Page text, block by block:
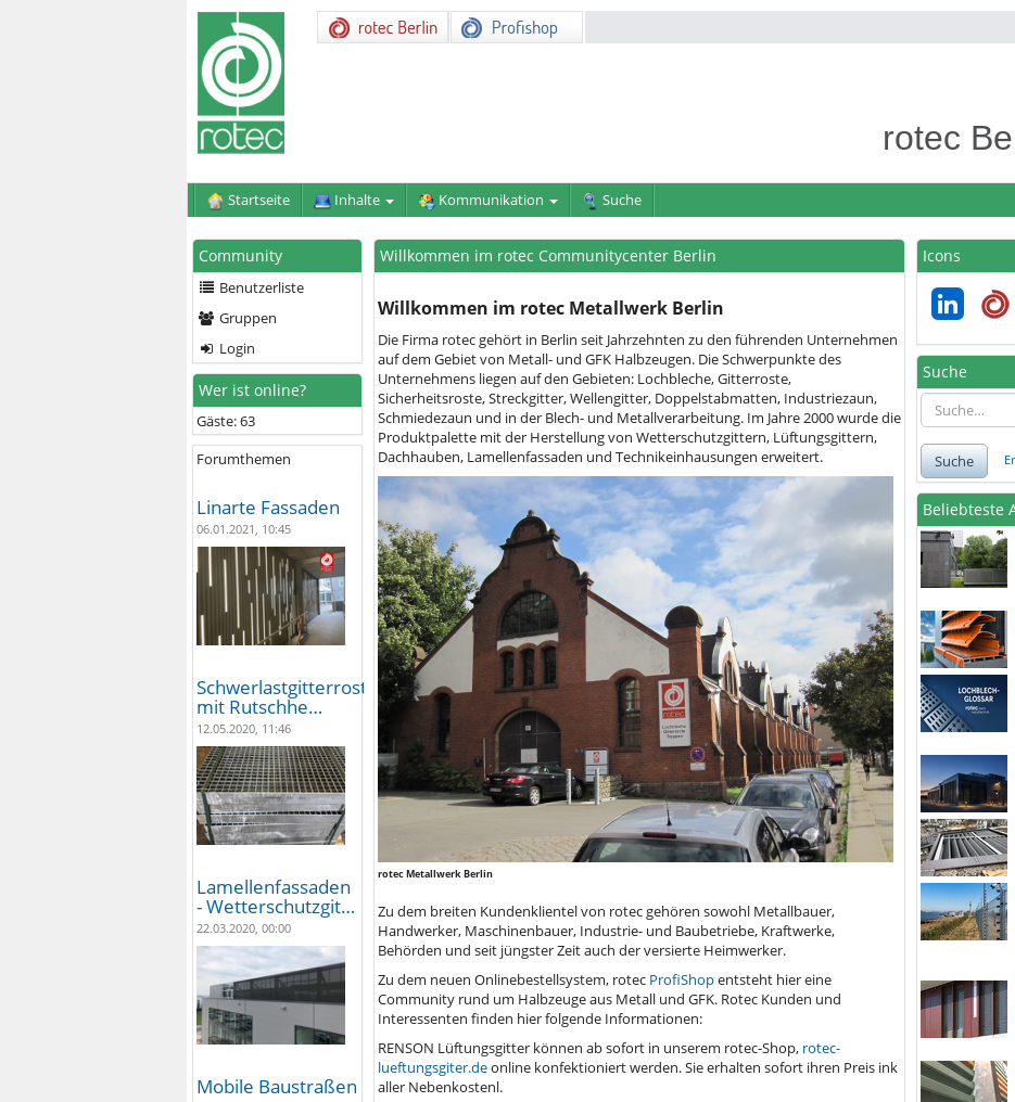
rotec
Startseite Inhalte Kommunikation Suche
Community
Benutzerliste
Gruppen
Login
Wer ist online?
Gäste: 63
Forumthemen
Linarte Fassaden
06.01.2021, 10:45
Schwerlastgitterroste
mit Rutschhe…
12.05.2020, 11:46
Lamellenfassaden
- Wetterschutzgit…
22.03.2020, 00:00
Mobile Baustraßen
Willkommen im rotec Communitycenter Berlin
Willkommen im rotec Metallwerk Berlin
Die Firma rotec gehört in Berlin seit Jahrzehnten zu den führenden Unternehmen
auf dem Gebiet von Metall- und GFK Halbzeugen. Die Schwerpunkte des
Unternehmens liegen auf den Gebieten: Lochbleche, Gitterroste,
Sicherheitsroste, Streckgitter, Wellengitter, Doppelstabmatten, Industriezaun,
Schmiedezaun und in der Blech- und Metallverarbeitung. Im Jahre 2000 wurde die
Produktpalette mit der Herstellung von Wetterschutzgittern, Lüftungsgittern,
Dachhauben, Lamellenfassaden und Technikeinhausungen erweitert.
rotec Metallwerk Berlin
Zu dem breiten Kundenklientel von rotec gehören sowohl Metallbauer,
Handwerker, Maschinenbauer, Industrie- und Baubetriebe, Kraftwerke,
Behörden und seit jüngster Zeit auch der versierte Heimwerker.
Zu dem neuen Onlinebestellsystem, rotec ProfiShopentsteht hier eine
Community rund um Halbzeuge aus Metall und GFK. Rotec Kunden und
Interessenten finden hier folgende Informationen:
RENSON Lüftungsgitter können ab sofort in unserem rotec-Shop,rotec-
lueftungsgiter.deonline konfektioniert werden. Sie erhalten sofort ihren Preis ink
aller Nebenkostenl.
Icons
Suche
Suche
Beliebteste